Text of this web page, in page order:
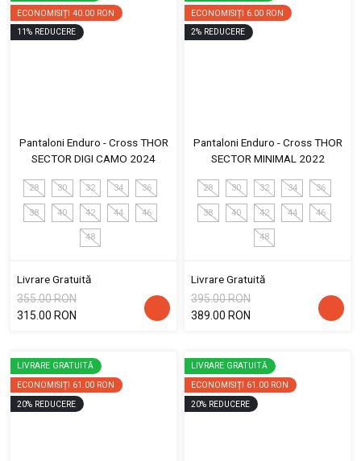
ECONOMISIȚI 40.00 RON
11% REDUCERE
Pantaloni Enduro - Cross THOR
SECTOR DIGI CAMO 2024
28 30 32 34 36
38 40 42 44 46
48
Livrare Gratuită
355.00 RON
315.00 RON
ECONOMISIȚI 6.00 RON
2% REDUCERE
Pantaloni Enduro - Cross THOR
SECTOR MINIMAL 2022
28 30 32 34 36
38 40 42 44 46
48
Livrare Gratuită
395.00 RON
389.00 RON
LIVRARE GRATUITĂ
ECONOMISIȚI 61.00 RON
20% REDUCERE
LIVRARE GRATUITĂ
ECONOMISIȚI 61.00 RON
20% REDUCERE